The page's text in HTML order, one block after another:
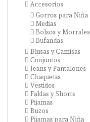
Accesorios
Gorros para Niña
Medias
Bolsos y Morrales
Bufandas
Blusas y Camisas
Conjuntos
Jeans y Pantalones
Chaquetas
Vestidos
Faldas y Shorts
Pijamas
Buzos
Pijamas para Niña